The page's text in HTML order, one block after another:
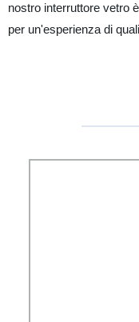
nostro interruttore vetro
per un'esperienza di